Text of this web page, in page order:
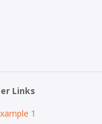
Links
1